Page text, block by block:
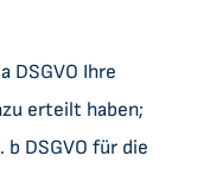
DSGVO Ihre
erteilt haben;
DSGVO für die